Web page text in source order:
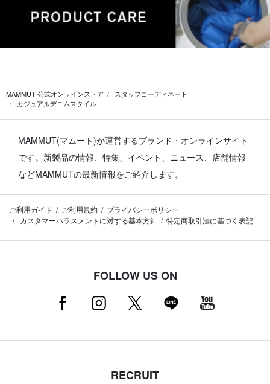
MAMMUT 公式オンラインストア
スタッフコーディネート
カジュアルデニムスタイル
MAMMUT(マムート)が運営するブランド・オンラインサイト
です。 新製品の情報、特集、イベント、ニュース、店舗情報
などMAMMUTの最新情報をご紹介します。
ご利用ガイド ご利用規約
プライバシーポリシー
カスタマーハラスメントに対する基本方針
特定商取引法に基づく表記
FOLLOW US ON
RECRUIT